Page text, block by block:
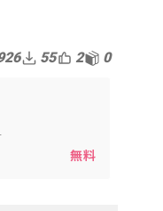
55 2 0
無料